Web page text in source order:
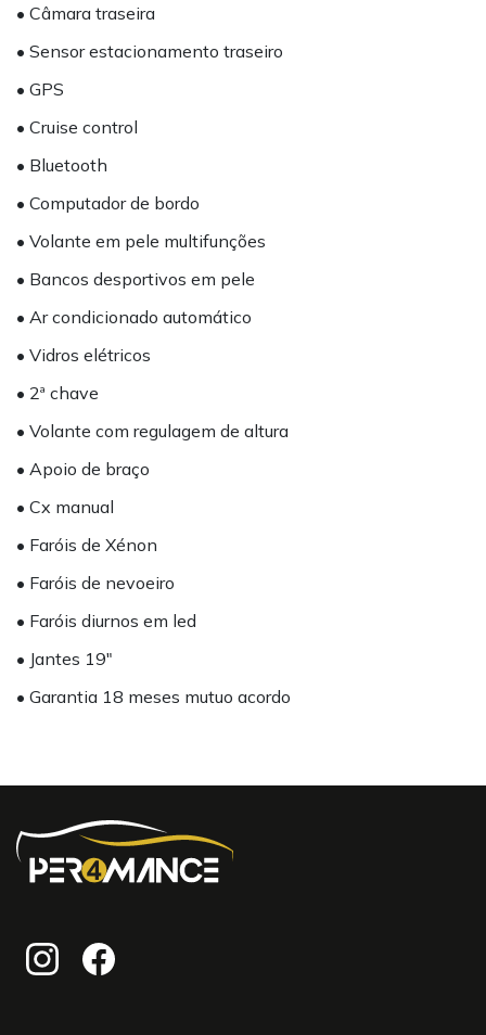
• Câmara traseira
• Sensor estacionamento traseiro
• GPS
• Cruise control
• Bluetooth
• Computador de bordo
• Volante em pele multifunções
• Bancos desportivos em pele
• Ar condicionado automático
• Vidros elétricos
• 2ª chave
• Volante com regulagem de altura
• Apoio de braço
• Cx manual
• Faróis de Xénon
• Faróis de nevoeiro
• Faróis diurnos em led
• Jantes 19"
• Garantia 18 meses mutuo acordo